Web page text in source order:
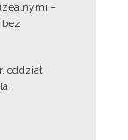
–
bez
oddział